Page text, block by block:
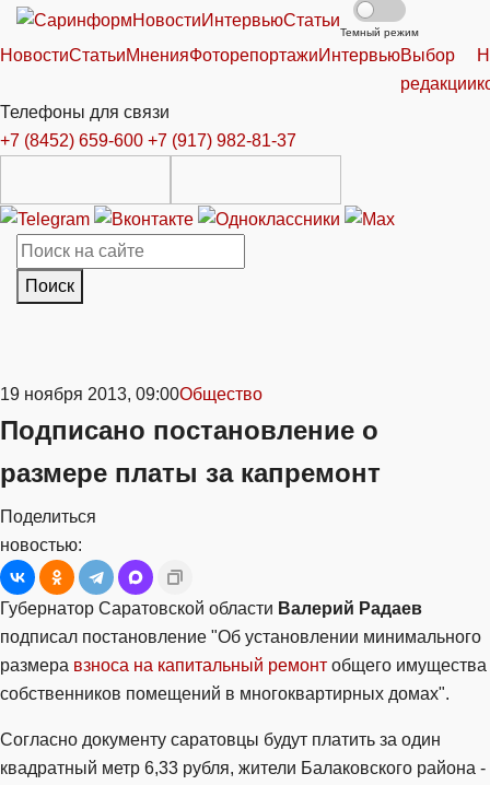
НовостиИнтервьюСтатьи
Темный режим
НовостиСтатьиМненияФоторепортажиИнтервьюВыбор
редакции
Телефоны для связи
+7 (8452) 659-600 +7 (917) 982-81-37
Поиск
19 ноября 2013, 09:00Общество
Подписано постановление о
размере платы за капремонт
Поделиться
новостью:
Губернатор Саратовской области Валерий Радаев
подписал постановление "Об установлении минимального
размера взноса на капитальный ремонт общего имущества
собственников помещений в многоквартирных домах".
Согласно документу саратовцы будут платить за один
квадратный метр 6,33 рубля, жители Балаковского района -